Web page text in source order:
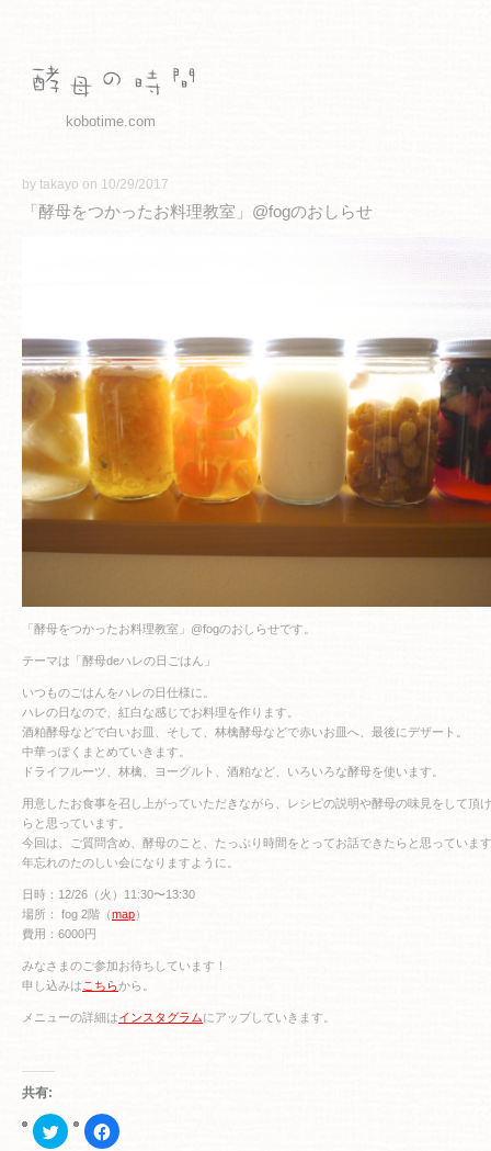
kobotime.com
「酵母をつかったお料理教室」@fogのおしらせ
by takayo on 10/29/2017
「酵母をつかったお料理教室」@fogのおしらせです。
テーマは「酵母deハレの日ごはん」
いつものごはんをハレの日仕様に。
ハレの日なので、紅白な感じでお料理を作ります。
酒粕酵母などで白いお皿、そして、林檎酵母などで赤いお皿へ、最後にデザート。
中華っぽくまとめていきます。
ドライフルーツ、林檎、ヨーグルト、酒粕など、いろいろな酵母を使います。
用意したお食事を召し上がっていただきながら、レシピの説明や酵母の味見をして頂
らと思っています。
今回は、ご質問含め、酵母のこと、たっぷり時間をとってお話できたらと思っていま
年忘れのたのしい会になりますように。
日時：12/26（火）11:30〜13:30
場所： fog 2階（map）
費用：6000円
みなさまのご参加お待ちしています！
申し込みは こちらから。
メニューの詳細はインスタグラムにアップしていきます。
共有:
ク
リ
Facebook
で